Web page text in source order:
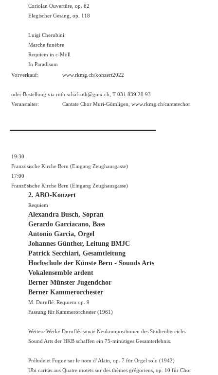
Coriolan Ouvertüre, op. 62
Elegischer Gesang, op. 118
Luigi Cherubini:
Marche funèbre
Requiem in c-Moll
In Paradisum
Vorverkauf:
www.rkmg.ch/konzert2022
oder Bestellung via ruth.schafroth@gmx.ch, T 031 839 28 93
Veranstalter:
Cantate Chor Muri-Gümligen, www.rkmg.ch/cantatechor
19:30
Französische Kirche Bern (Eingang Zeughausgasse)
17:00
Französische Kirche Bern (Eingang Zeughausgasse)
2. ABO-Konzert
Requiem
Alexandra Busch, Sopran
Gerardo Garciacano, Bass
Antonio Garcia, Orgel
Johannes Günther, Leitung BMJC
Patrick Secchiari, Gesamtleitung
Hochschule der Künste Bern - Sounds Arts
Vokalensemble ardent
Berner Münster Jugendchor
Berner Kammerorchester
M. Duruflé: Requiem op. 9
Fassung für Kammerorchester (1961)
Weitere Werke Duruflés sowie Neukompositionen des Studienbereichs
Sound Arts der HKB schaffen ein 75-minütiges Gesamterlebnis.
Prélude et Fugue sur le nom d’Alain, op. 7 für Orgel solo (1942)
Ubi caritas aus Quatre motets sur des thèmes grégoriens, op. 10 für Chor